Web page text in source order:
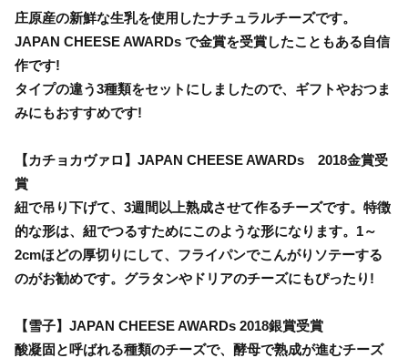
庄原産の新鮮な生乳を使用したナチュラルチーズです。
JAPAN CHEESE AWARDs で金賞を受賞したこともある自信
作です!
タイプの違う3種類をセットにしましたので、ギフトやおつま
みにもおすすめです!
【カチョカヴァロ】JAPAN CHEESE AWARDs 2018金賞受
賞
紐で吊り下げて、3週間以上熟成させて作るチーズです。特徴
的な形は、紐でつるすためにこのような形になります。1～
2cmほどの厚切りにして、フライパンでこんがりソテーする
のがお勧めです。グラタンやドリアのチーズにもぴったり!
【雪子】JAPAN CHEESE AWARDs 2018銀賞受賞
酸凝固と呼ばれる種類のチーズで、酵母で熟成が進むチーズ